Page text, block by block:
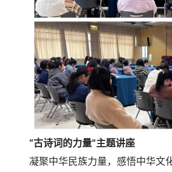
“古诗词的力量”主题讲座
凝聚中华民族力量，感悟中华文